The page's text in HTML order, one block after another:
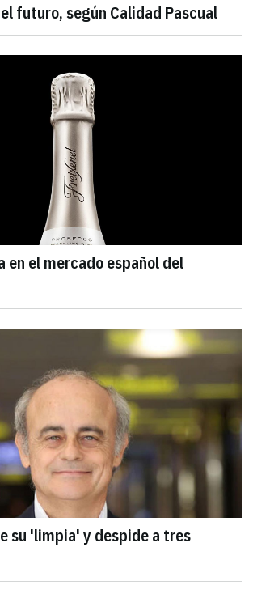
futuro, según Calidad Pascual
en el mercado español del
su 'limpia' y despide a tres